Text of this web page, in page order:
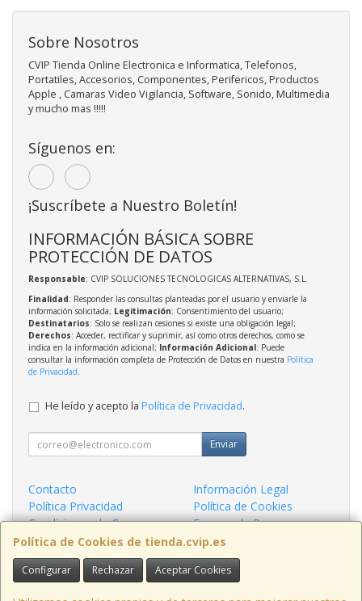
Política de Cookies de tienda.cvip.es
Configurar Rechazar Aceptar Cookies
Sobre Nosotros
CVIP Tienda Online Electronica e Informatica, Telefonos,
Portatiles, Accesorios, Componentes, Perifericos, Productos
Apple , Camaras Video Vigilancia, Software, Sonido, Multimedia
y mucho mas !!!!!
Síguenos en:
¡Suscríbete a Nuestro Boletín!
INFORMACIÓN BÁSICA SOBRE
PROTECCIÓN DE DATOS
Responsable: CVIP SOLUCIONES TECNOLOGICAS ALTERNATIVAS, S.L.
Finalidad: Responder las consultas planteadas por el usuario y enviarle la
información solicitada; Legitimación: Consentimiento del usuario;
Destinatarios: Solo se realizan cesiones si existe una obligación legal;
Derechos: Acceder, rectificar y suprimir, así como otros derechos, como se
indica en la información adicional; Información Adicional: Puede
consultar la información completa de Protección de Datos en nuestra Política
de Privacidad.
He leído y acepto la Política de Privacidad.
Enviar
Contacto
Información Legal
Política Privacidad
Política de Cookies
Condiciones de Compra
Formas de Pago
¿Quienes Somos?
Contacto